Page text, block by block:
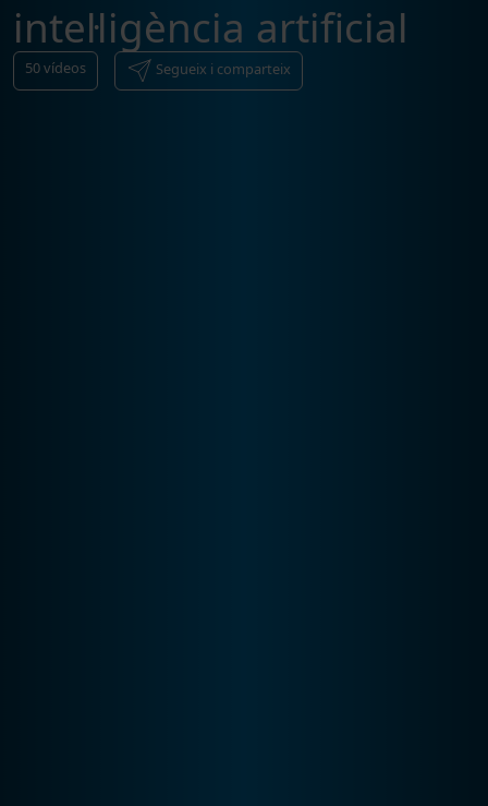
intel·ligència artificial
50vídeos Segueix i comparteix